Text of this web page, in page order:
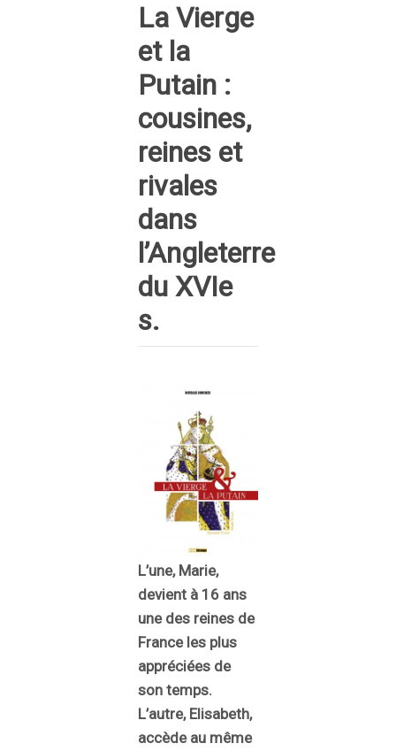
La Vierge
et la
Putain :
cousines,
reines et
rivales
dans
l’Angleterre
du XVIe
s.
L’une, Marie,
devient à 16 ans
une des reines de
France les plus
appréciées de
son temps.
L’autre, Elisabeth,
accède au même